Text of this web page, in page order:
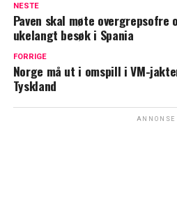
NESTE
Paven skal møte overgrepsofre
ukelangt besøk i Spania
FORRIGE
Norge må ut i omspill i VM-
Tyskland
ANNONSE